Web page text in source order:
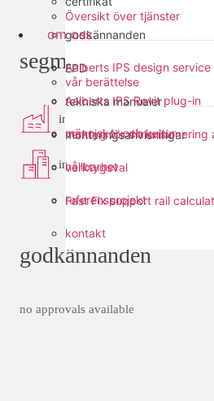
godkännanden
EPD
tekniska manualer
monteringsanvisningar
Översikt över tjänster
Aalberts IPS design service
Aalberts IPS Revit plug-in
verktyg för dimensionering
verktygsval
Fast Fix support rail
om oss
vår berättelse
människor och kultur
hållbarhet
referensprojekt
kontakt
segment
industri
infra
godkännanden
no approvals available